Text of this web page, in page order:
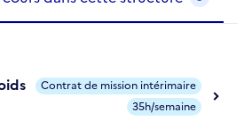
Contrat de mission intérimaire
35h/semaine